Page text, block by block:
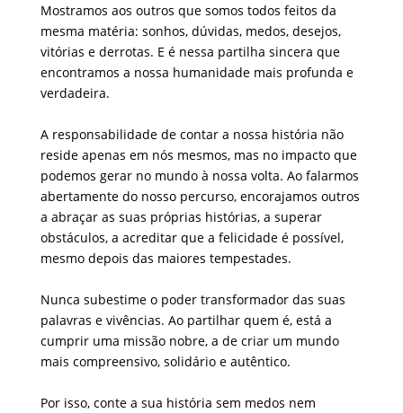
Mostramos aos outros que somos todos feitos da
mesma matéria: sonhos, dúvidas, medos, desejos,
vitórias e derrotas. E é nessa partilha sincera que
encontramos a nossa humanidade mais profunda e
verdadeira.
A responsabilidade de contar a nossa história não
reside apenas em nós mesmos, mas no impacto que
podemos gerar no mundo à nossa volta. Ao falarmos
abertamente do nosso percurso, encorajamos outros
a abraçar as suas próprias histórias, a superar
obstáculos, a acreditar que a felicidade é possível,
mesmo depois das maiores tempestades.
Nunca subestime o poder transformador das suas
palavras e vivências. Ao partilhar quem é, está a
cumprir uma missão nobre, a de criar um mundo
mais compreensivo, solidário e autêntico.
Por isso, conte a sua história sem medos nem